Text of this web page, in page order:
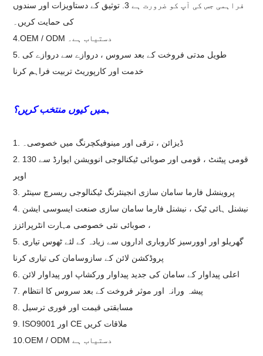
فراہمی جس کی آپ کو ضرورت ہے
3. توثیق کے دستاویزات اور سندوں
کی حمایت کریں۔
4.OEM / ODM دستیاب ہے۔
5. طویل مدتی فروخت کے بعد سروس ، دروازے سے دروازے کی
خدمت اور کارپوریٹ تربیت فراہم کرنا
ہمیں کیوں منتخب کریں؟
1. ڈیزائن ، ترقی اور مینوفیکچرنگ میں خصوصی۔
2. 130 قومی پیٹنٹ ، قومی اور صوبائی ٹیکنالوجی انوویشن ایوارڈ سے
اوپر
3. پروینشل فارما سامان سازی انجینئرنگ ٹیکنالوجی ریسرچ سینٹر
4. نیشنل ہائی ٹیک ، نیشنل فارما سامان سازی صنعت ایسوسی ایشن
، صوبائی نئی خصوصی مہارت انٹرپرائزز
5. گھریلو اور اوورسیز کاروباری اداروں سے زیادہ کے لئے ٹھوس تیاری
پروڈکشن لائن کے سازوسامان کی تیاری کرنا
6. اعلی پیداوار کے سامان کی جدید پیداوار ورکشاپ اور پیداوار لائن
7. پیشہ ورانہ اور موثر فروخت کے بعد سروس کا انتظام
8. مسابقتی قیمت اور فوری ترسیل
9. ISO9001 اور CE ملاقات کریں
10.OEM / ODM دستیاب ہے